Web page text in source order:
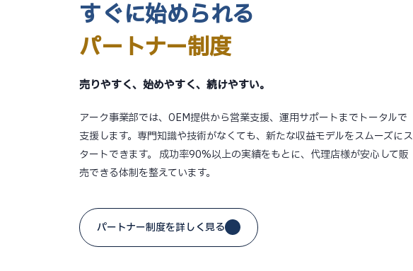
すぐに始められる
パートナー制度
売りやすく、始めやすく、続けやすい。
アーク事業部では、OEM提供から営業支援、運用サポートまでトータルで
支援します。専門知識や技術がなくても、新たな収益モデルをスムーズにス
タートできます。 成功率90%以上の実績をもとに、代理店様が安心して販
売できる体制を整えています。
パートナー制度を詳しく見る